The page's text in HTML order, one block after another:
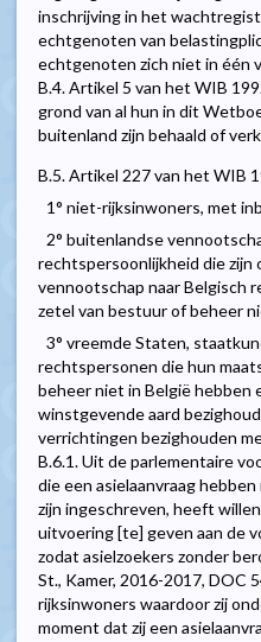
inschrijving in het
echtgenoten van
echtgenoten zich niet in één
B.4. Artikel 5 van het WIB
grond van al hun in dit
buitenland zijn behaald of
B.5. Artikel 227 van het WIB
1° niet-rijksinwoners, met
2° buitenlandse
rechtspersoonlijkheid die zijn
vennootschap naar Belgisch
zetel van bestuur of beheer
3° vreemde Staten,
rechtspersonen die hun
beheer niet in België hebben
winstgevende aard
verrichtingen bezighouden
B.6.1. Uit de parlementaire
die een asielaanvraag
zijn ingeschreven, heeft
uitvoering [te] geven aan de
zodat asielzoekers zonder
St., Kamer, 2016-2017, DOC
rijksinwoners waardoor zij
moment dat zij een